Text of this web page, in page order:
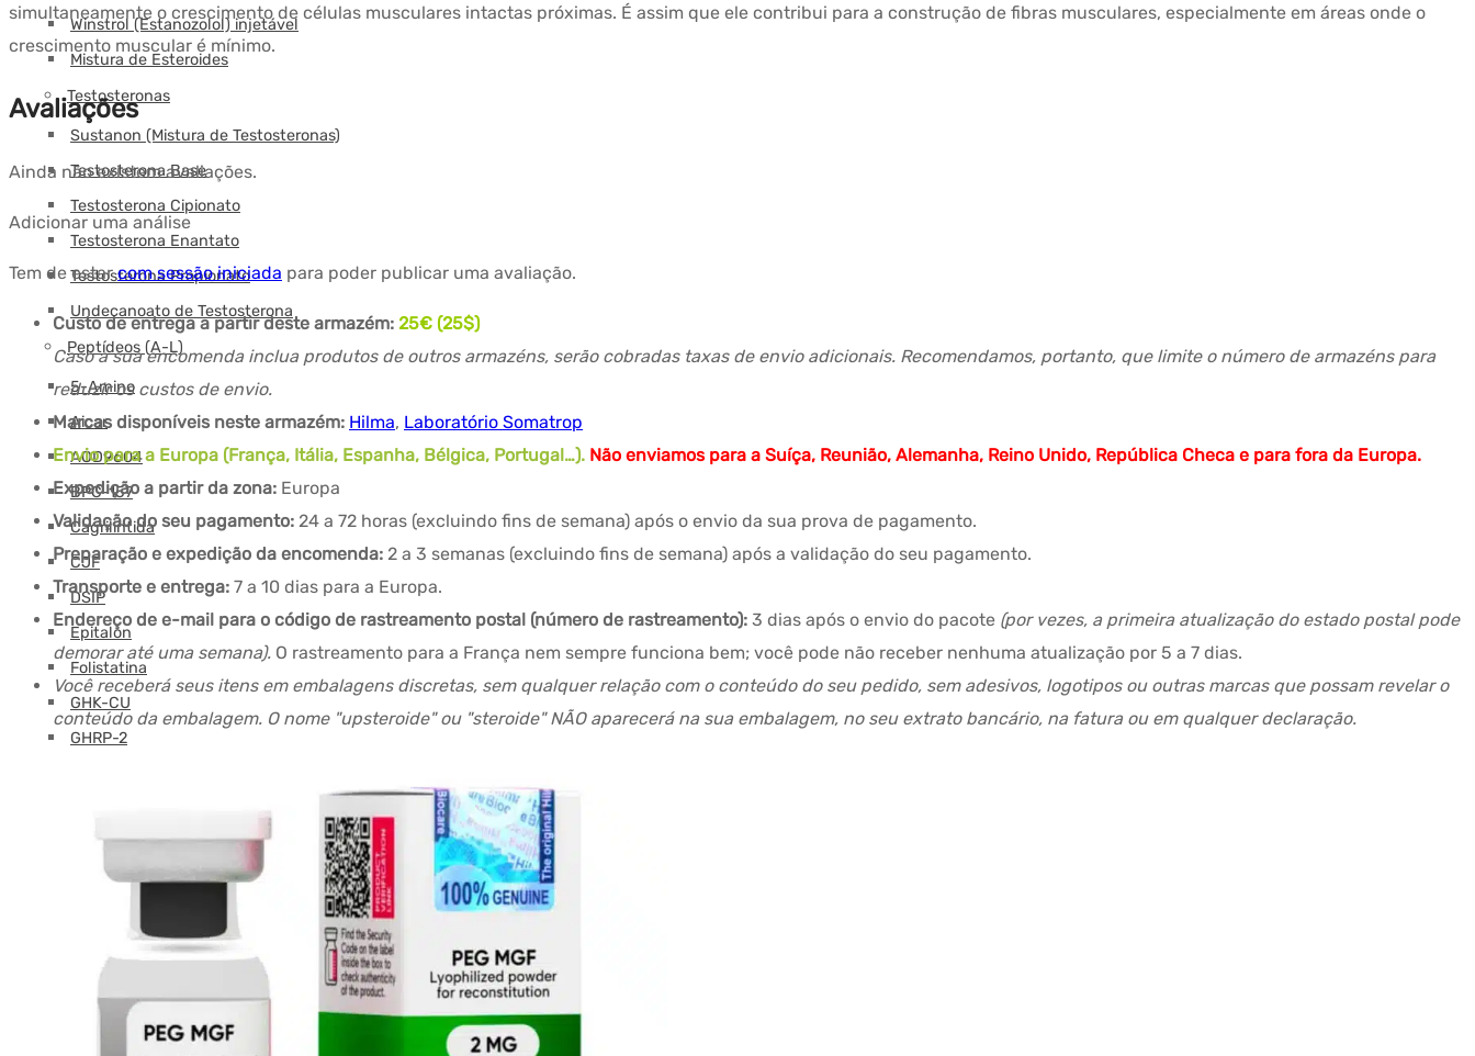
Winstrol (Estanozolol) injetável
Mistura de Esteroides
Testosteronas
Sustanon (Mistura de Testosteronas)
Testosterona Base
Testosterona Cipionato
Testosterona Enantato
Testosterona Propionato
Undecanoato de Testosterona
Peptídeos (A-L)
5-Amino
Aicar
AOD9604
BPC-157
Cagrilintida
CJF
DSIP
Epitalon
Folistatina
GHK-CU
GHRP-2
Hexarelina
HGH-Fragment
Peptídeos (M-Z)
simultaneamente o crescimento de células musculares intactas próximas. É assim que ele contribui para a construção de fibras musculares, especialmente em áreas onde o
crescimento muscular é mínimo.
Avaliações
Ainda não existem avaliações.
Adicionar uma análise
Tem de estarcom sessão iniciada para poder publicar uma avaliação.
Custo de entrega a partir deste armazém: 25€ (25$)
Caso a sua encomenda inclua produtos de outros armazéns, serão cobradas taxas de envio adicionais. Recomendamos, portanto, que limite o número de armazéns para
reduzir os custos de envio.
Marcas disponíveis neste armazém: Hilma, Laboratório Somatrop
Envio para a Europa (França, Itália, Espanha, Bélgica, Portugal…). Não enviamos para a Suíça, Reunião, Alemanha, Reino Unido, República Checa e para fora da Europa.
Expedição a partir da zona: Europa
Validação do seu pagamento: 24 a 72 horas (excluindo fins de semana) após o envio da sua prova de pagamento.
Preparação e expedição da encomenda: 2 a 3 semanas (excluindo fins de semana) após a validação do seu pagamento.
Transporte e entrega: 7 a 10 dias para a Europa.
Endereço de e-mail para o código de rastreamento postal (número de rastreamento): 3 dias após o envio do pacote (por vezes, a primeira atualização do estado postal pode
demorar até uma semana). O rastreamento para a França nem sempre funciona bem; você pode não receber nenhuma atualização por 5 a 7 dias.
Você receberá seus itens em embalagens discretas, sem qualquer relação com o conteúdo do seu pedido, sem adesivos, logotipos ou outras marcas que possam revelar o
conteúdo da embalagem. O nome "upsteroide" ou "steroide" NÃO aparecerá na sua embalagem, no seu extrato bancário, na fatura ou em qualquer declaração.